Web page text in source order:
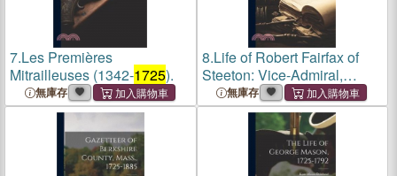
7.Les Premières
Mitrailleuses (1342-1725).
無庫存
8.Life of Robert Fairfax of
Steeton: Vice-Admiral,
Alderman, and Member for
York A.D. 1666-1725, Parts
1725
無庫存